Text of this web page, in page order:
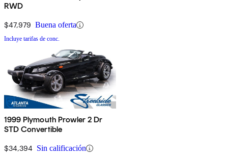
RWD
$47,979 Buena oferta
Incluye tarifas de conc.
1999 Plymouth Prowler 2 Dr
STD Convertible
$34,394 Sin calificación